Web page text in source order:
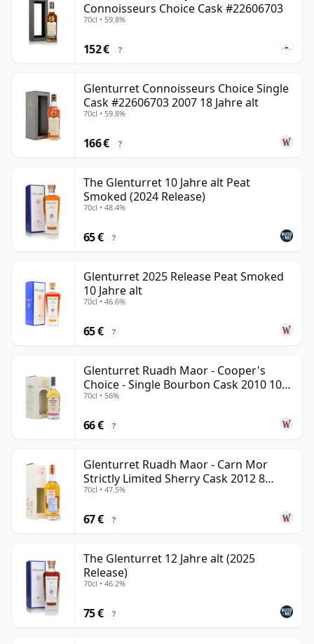
Connoisseurs Choice Cask #22606703
70cl • 59.8%
152 € ?
Glenturret Connoisseurs Choice Single
Cask #22606703 2007 18 Jahre alt
70cl • 59.8%
166 € ?
The Glenturret 10 Jahre alt Peat
Smoked (2024 Release)
70cl • 48.4%
65 € ?
Glenturret 2025 Release Peat Smoked
10 Jahre alt
70cl • 46.6%
65 € ?
Glenturret Ruadh Maor - Cooper's
Choice - Single Bourbon Cask 2010 10
Jahre alt
70cl • 56%
66 € ?
Glenturret Ruadh Maor - Carn Mor
Strictly Limited Sherry Cask 2012 8
Jahre alt
70cl • 47.5%
67 € ?
The Glenturret 12 Jahre alt (2025
Release)
70cl • 46.2%
75 € ?